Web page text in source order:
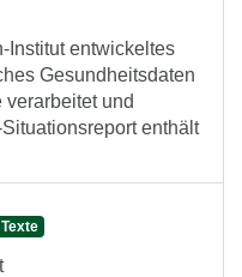
Institut entwickeltes
Gesundheitsdaten
und
enthält